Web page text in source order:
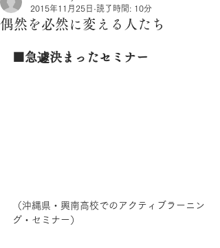
偶然を必然に変える人たち
2015年11月25日 読了時間: 10分
■急遽決まったセミナー
（沖縄県・興南高校でのアクティブラーニン
グ・セミナー）